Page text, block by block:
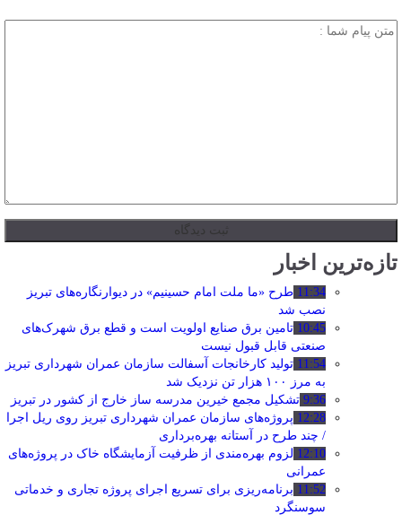
تازه‌ترین اخبار
11:34 طرح «ما ملت امام حسینیم» در دیوارنگاره‌های تبریز
نصب شد
10:45 تامین برق صنایع اولویت است و قطع برق شهرک‌های
صنعتی قابل قبول نیست
11:54 تولید کارخانجات آسفالت سازمان عمران شهرداری تبریز
به مرز ۱۰۰ هزار تن نزدیک شد
9:36 تشکیل مجمع خیرین مدرسه ‌ساز خارج از کشور در تبریز
12:28 پروژه‌های سازمان عمران شهرداری تبریز روی ریل اجرا
/ چند طرح در آستانه بهره‌برداری
12:10 لزوم بهره‌مندی از ظرفیت آزمایشگاه خاک در پروژه‌های
عمرانی
11:52 برنامه‌ریزی برای تسریع اجرای پروژه تجاری و خدماتی
سوسنگرد